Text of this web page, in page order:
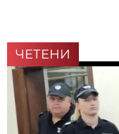
ЧЕТЕНИ